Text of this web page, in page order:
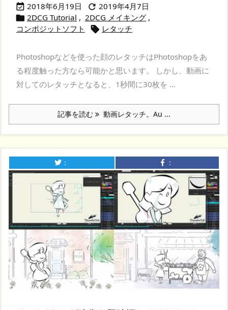
 2018年6月19日  2019年4月7日
 2DCG Tutorial , 2DCG メイキング ,
コンポジットソフト
 レタッチ
Photoshopなどを使った顔のレタッチはPhotoshopをあ
る程度触った方なら可能かと思います。 しかし、動画に
対してのレタッチとなると、1秒間に30枚を ...
記事を読む 動画レタッチ。Au ...
： ：